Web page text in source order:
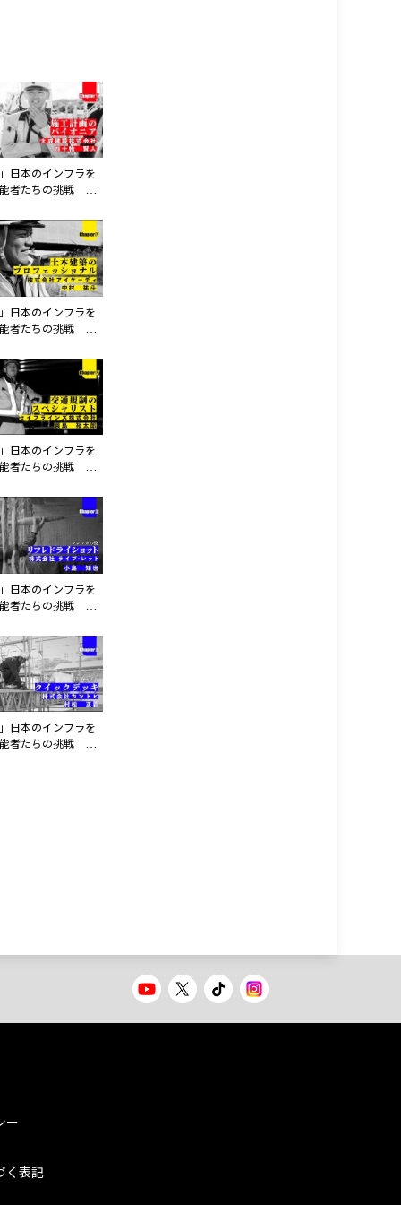
日本のインフラを
者たちの挑戦 第
日本のインフラを
者たちの挑戦 第
日本のインフラを
者たちの挑戦 第
社
日本のインフラを
者たちの挑戦 第
ット
日本のインフラを
者たちの挑戦 第
ー
く表記